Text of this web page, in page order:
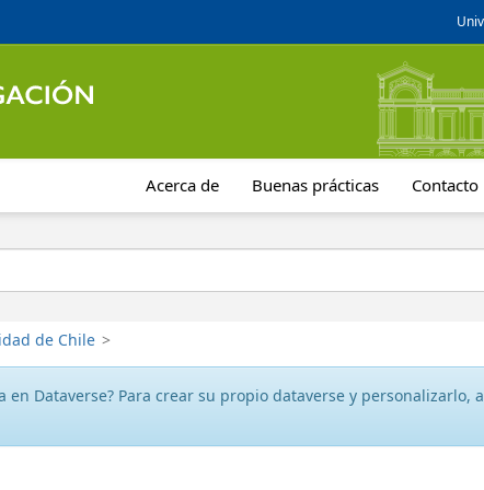
Acerca de Buenas prácticas Contacto
de Chile >
en Dataverse? Para crear su propio dataverse y personalizarlo,